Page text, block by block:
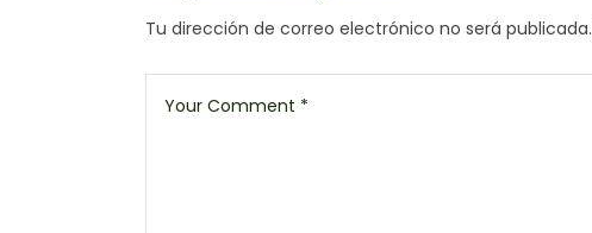
Tu dirección de correo electrónico no será publicada.